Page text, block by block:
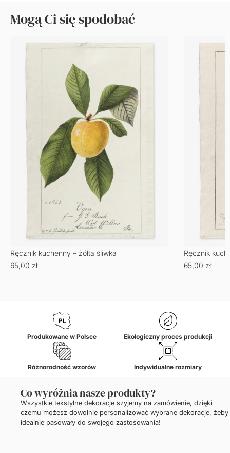
Mogą Ci się spodobać
Ręcznik kuchenny – żółta śliwka
65,00 zł
Ręcznik
65,00 zł
Produkowane w Polsce Ekologiczny proces produkcji
Różnorodność wzorów Indywidualne rozmiary
Co wyróżnia nasze produkty?
Wszystkie tekstylne dekoracje szyjemy na zamówienie, dzięki
czemu możesz dowolnie personalizować wybrane dekoracje, żeby
idealnie pasowały do swojego zastosowania!